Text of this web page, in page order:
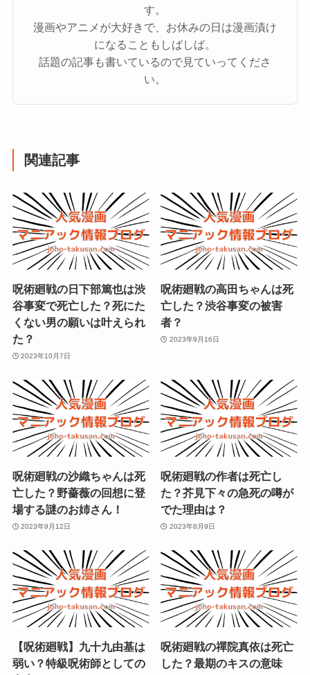
す。
漫画やアニメが大好きで、お休みの日は漫画漬け
になることもしばしば。
話題の記事も書いているので見ていってくださ
い。
関連記事
呪術廻戦の日下部篤也は渋
谷事変で死亡した？死にた
くない男の願いは叶えられ
た？
2023年10月7日
呪術廻戦の高田ちゃんは死
亡した？渋谷事変の被害
者？
2023年9月16日
呪術廻戦の沙織ちゃんは死
亡した？野薔薇の回想に登
場する謎のお姉さん！
2023年9月12日
呪術廻戦の作者は死亡し
た？芥見下々の急死の噂が
でた理由は？
2023年8月9日
【呪術廻戦】九十九由基は
弱い？特級呪術師としての
呪術廻戦の禪院真依は死亡
した？最期のキスの意味